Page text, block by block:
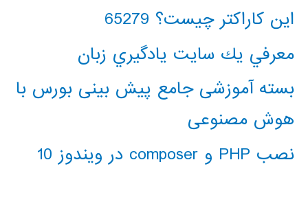
این کاراکتر چیست؟ 65279
معرفي يك سايت يادگيري زبان
بسته آموزشی جامع پیش بینی بورس با
هوش مصنوعی
نصب PHP و composer در ویندوز 10